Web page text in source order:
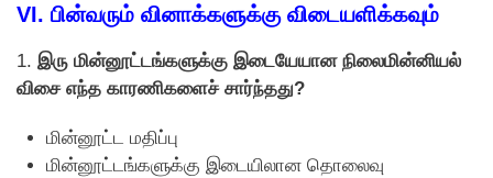
VI. பின்வரும் வினாக்களுக்கு விடையளிக்கவும்
1. இரு மின்னூட்டங்களுக்கு இடையேயான நிலைமின்னியல்
விசை எந்த காரணிகளைச் சார்ந்தது?
மின்னூட்ட மதிப்பு
மின்னூட்டங்களுக்கு இடையிலான தாெலைவு